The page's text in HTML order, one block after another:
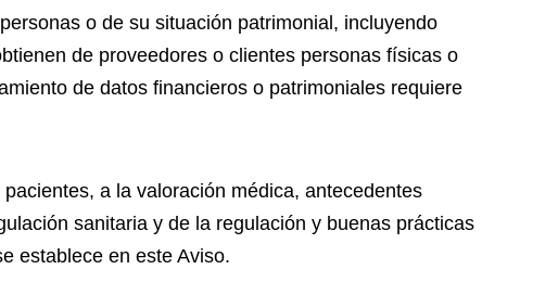
o de su situación patrimonial, incluyendo
de proveedores o clientes personas físicas o
de datos financieros o patrimoniales requiere
a la valoración médica, antecedentes
sanitaria y de la regulación y buenas prácticas
establece en este Aviso.